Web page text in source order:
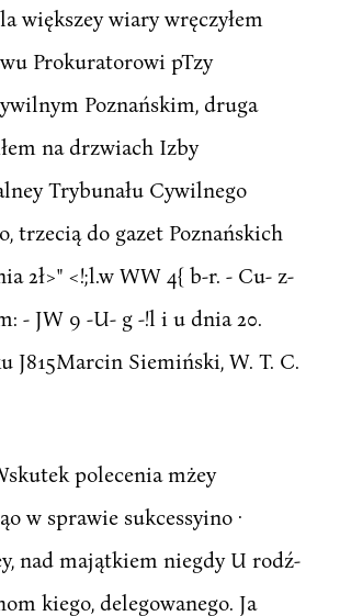
większey wiary wręczyłem
Prokuratorowi pTzy
Poznańskim, druga
na drzwiach Izby
Trybunału Cywilnego
trzecią do gazet Poznańskich
2ł>" <!;l.w WW 4{ b-r. - Cu- z-
- JW 9 -U- g -!l i u dnia 20.
J815Marcin Siemiński, W. T. C.
polecenia mżey
w sprawie sukcessyino ·
nad majątkiem niegdy U rodź-
kiego, delegowanego. Ja